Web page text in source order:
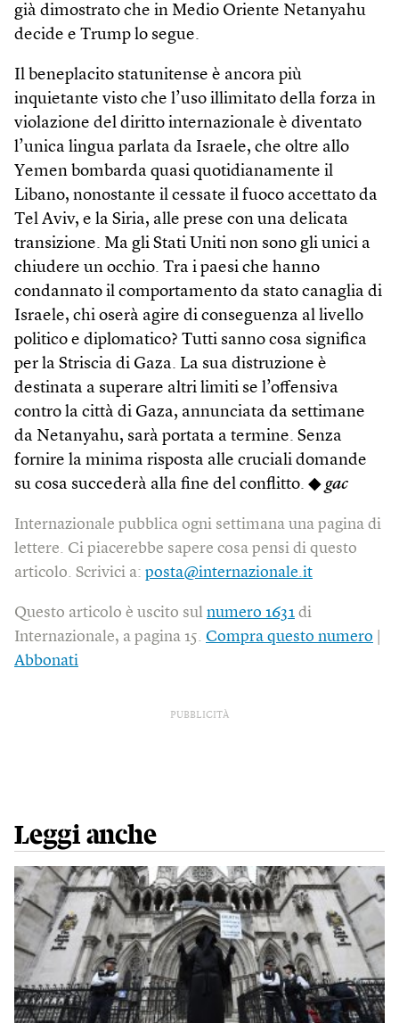
già dimostrato che in Medio Oriente Netanyahu
decide e Trump lo segue.
Il beneplacito statunitense è ancora più
inquietante visto che l’uso illimitato della forza in
violazione del diritto internazionale è diventato
l’unica lingua parlata da Israele, che oltre allo
Yemen bombarda quasi quotidianamente il
Libano, nonostante il cessate il fuoco accettato da
Tel Aviv, e la Siria, alle prese con una delicata
transizione. Ma gli Stati Uniti non sono gli unici a
chiudere un occhio. Tra i paesi che hanno
condannato il comportamento da stato canaglia di
Israele, chi oserà agire di conseguenza al livello
politico e diplomatico? Tutti sanno cosa significa
per la Striscia di Gaza. La sua distruzione è
destinata a superare altri limiti se l’offensiva
contro la città di Gaza, annunciata da settimane
da Netanyahu, sarà portata a termine. Senza
fornire la minima risposta alle cruciali domande
su cosa succederà alla fine del conflitto. ◆ gac
Internazionale pubblica ogni settimana una pagina di
lettere. Ci piacerebbe sapere cosa pensi di questo
articolo. Scrivici a: posta@internazionale.it
Questo articolo è uscito sul numero 1631 di
Internazionale, a pagina 15. Compra questo numero
Abbonati
PUBBLICITÀ
Leggi anche